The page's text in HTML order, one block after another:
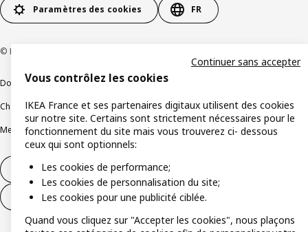
Paramètres des cookies FR
© Inter IKEA Systems B.V 1999-2026
Documents juridiques et informations légales
Charte de protection des donnéesPolitique relative aux cookies
Mentions légalesAlertes fraudeRappel produitAccessibilité : non conforme
Formulaire de rétractation – produits
Formulaire de rétractation – services
Vous contrôlez les cookies
IKEA France et ses partenaires digitaux utilisent des cookies
sur notre site. Certains sont strictement nécessaires pour le
fonctionnement du site mais vous trouverez ci- dessous
ceux qui sont optionnels:
Les cookies de performance;
Les cookies de personnalisation du site;
Les cookies pour une publicité ciblée.
Quand vous cliquez sur "Accepter les cookies", nous plaçons
Continuer sans accepter